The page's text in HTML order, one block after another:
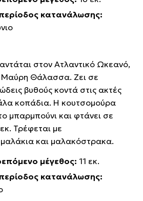
κατανάλωσης:
στον Ατλαντικό Ωκεανό,
Μαύρη Θάλασσα. Ζει σε
βυθούς κοντά στις ακτές
κοπάδια. Η κουτσομούρα
μπαρμπούνι και φτάνει σε
Τρέφεται με
μαλάκια και μαλακόστρακα.
μέγεθος: 11 εκ.
κατανάλωσης: